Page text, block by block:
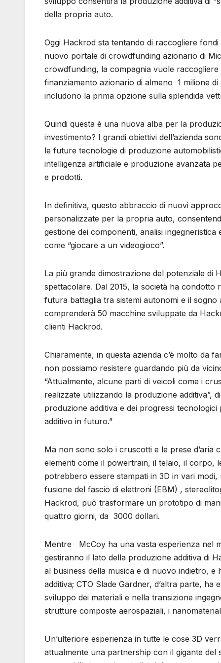
della propria auto.
Oggi Hackrod sta tentando di raccogliere
nuovo portale di crowdfunding azionario di
crowdfunding, la compagnia vuole
finanziamento azionario di almeno 1 milione
includono la prima opzione sulla splendida
Quindi questa è una nuova alba per la
investimento? I grandi obiettivi dell’azienda
le future tecnologie di produzione
intelligenza artificiale e produzione avanzata
e prodotti.
In definitiva, questo abbraccio di nuovi
personalizzate per la propria auto,
gestione dei componenti, analisi
come “giocare a un videogioco”.
La più grande dimostrazione del potenziale
spettacolare. Dal 2015, la società ha
futura battaglia tra sistemi autonomi e il
comprenderà 50 macchine sviluppate da
clienti Hackrod.
Chiaramente, in questa azienda c’è molto da
non possiamo resistere guardando più da
“Attualmente, alcune parti di veicoli come i
realizzate utilizzando la produzione additiva”,
produzione additiva e dei progressi
additivo in futuro.”
Ma non sono solo i cruscotti e le prese d’aria
elementi come il powertrain, il telaio, il corpo,
potrebbero essere stampati in 3D in vari
fusione del fascio di elettroni (EBM) ,
Hackrod, può trasformare un prototipo di
quattro giorni, da 3000 dollari.
Mentre McCoy ha una vasta esperienza nel
gestiranno il lato della produzione additiva di
al business della musica e di nuovo indietro,
additiva; CTO Slade Gardner, d’altra parte,
sviluppo dei materiali e nella transizione
strutture composte aerospaziali, i
Un’ulteriore esperienza in tutte le cose 3D
attualmente una partnership con il gigante del